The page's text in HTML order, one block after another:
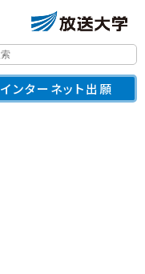
インターネット出願